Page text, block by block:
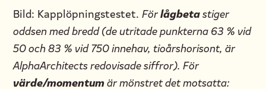
Bild: Kapplöpningstestet. Förlågbetastiger
oddsen med bredd (de utritade punkterna 63 % vid
50 och 83 % vid 750 innehav, tioårshorisont, är
AlphaArchitects redovisade siffror). För
värde/momentumär mönstret det motsatta: